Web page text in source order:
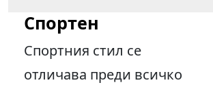
Спортен
Спортния стил се
отличава преди всичко